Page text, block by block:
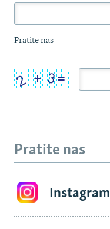
Pratite nas
Pratite nas
Instagram